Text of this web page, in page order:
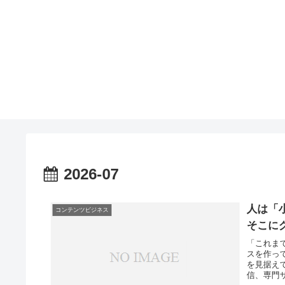
2026-07
コンテンツビジネス
人は「
そこに
「これ
スを作っ
を見据え
信、専門